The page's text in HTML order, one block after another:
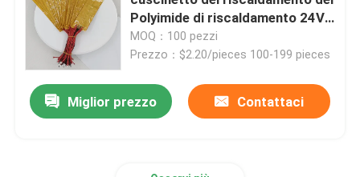
Film del riscaldamento del Polyimide
Cuscinetto di riscaldamento flessibile
Polyimide di riscaldamento 24V
per il cuscino a forma di U
MOQ：100 pezzi
Prezzo：$2.20/pieces 100-199 pieces
Miglior prezzo Contattaci